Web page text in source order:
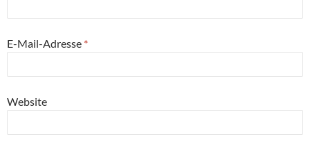
E-Mail-Adresse *
Website